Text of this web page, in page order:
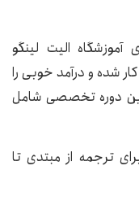
الیت لینگو
شده و درآمد خوبی را
دوره تخصصی شامل
ترجمه از مبتدی تا